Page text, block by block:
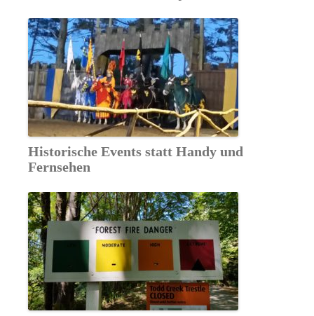
Historische Events statt Handy und
Fernsehen